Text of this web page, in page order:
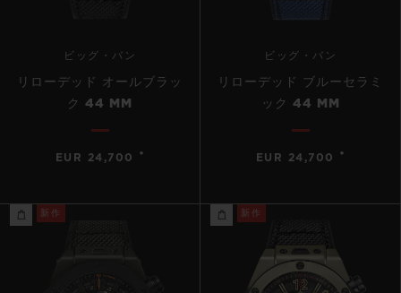
ビッグ・バン
リローデッド オールブラッ
ク 44 MM
EUR 24,700 •
ビッグ・バン
リローデッド ブルーセラミ
ック 44 MM
EUR 24,700 •
新作 新作